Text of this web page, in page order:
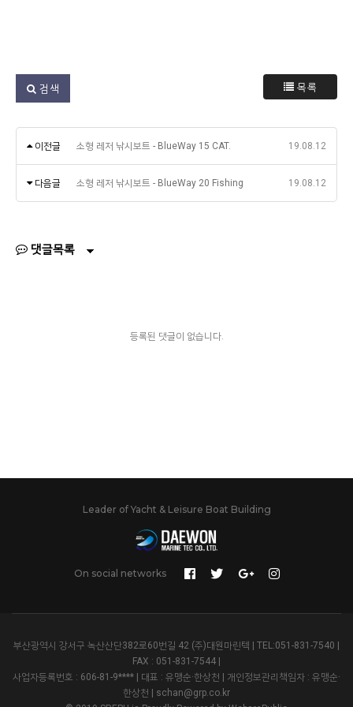
검색 목록
이전글 소형 레저 낚시보트 - BlueWay 15 CAT. 19.08.12
다음글 소형 레저 낚시보트 - BlueWay 20 Fishing 19.08.12
댓글목록
등록된 댓글이 없습니다.
Leader of Yacht & Leisure Boat Building
On social networks
부산광역시 강서구 녹산산단382로60번길 42 (주)대원마린텍 | TEL:051-831-7540 |
FAX : 051-831-7544 |
사업자등록번호 : 606-81-9**** | 대표 : 유맹순·한상천 | 개인정보관리책임자 : 유맹순·
한상천 | schan@grp.co.kr